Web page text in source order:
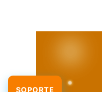
SOPORTE